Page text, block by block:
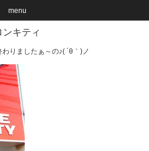
menu
キティ
りましたぁ～の♪( ´θ｀)ノ